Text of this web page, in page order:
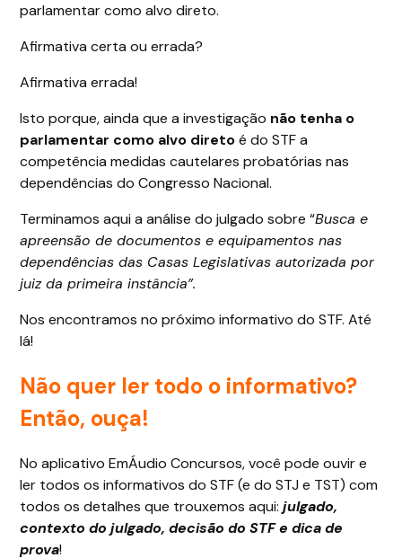
parlamentar como alvo direto.
Afirmativa certa ou errada?
Afirmativa errada!
Isto porque, ainda que a investigação não tenha o
parlamentar como alvo diretoé do STF a
competência medidas cautelares probatórias nas
dependências do Congresso Nacional.
Terminamos aqui a análise do julgado sobre “Busca e
apreensão de documentos e equipamentos nas
dependências das Casas Legislativas autorizada por
juiz da primeira instância”.
Nos encontramos no próximo informativo do STF. Até
lá!
Não quer ler todo o informativo?
Então, ouça!
No aplicativo EmÁudio Concursos, você pode ouvir e
ler todos os informativos do STF (e do STJ e TST) com
todos os detalhes que trouxemos aqui:julgado,
contexto do julgado, decisão do STF e dica de
prova!